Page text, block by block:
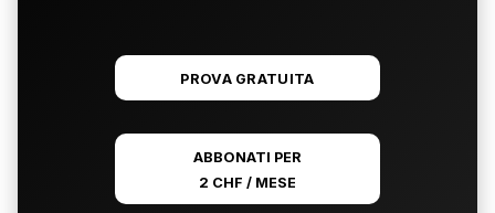
PROVA GRATUITA
ABBONATI PER
2 CHF / MESE